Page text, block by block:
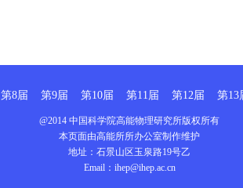
第8届 第9届 第10届 第11届 第12届 第13
@2014 中国科学院高能物理研究所版权所有
本页面由高能所所办公室制作维护
地址：石景山区玉泉路19号乙
Email：ihep@ihep.ac.cn